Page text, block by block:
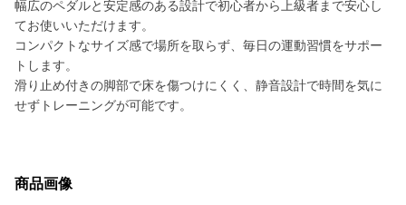
幅広のペダルと安定感のある設計で初心者から上級者まで安心し
てお使いいただけます。
コンパクトなサイズ感で場所を取らず、毎日の運動習慣をサポー
トします。
滑り止め付きの脚部で床を傷つけにくく、静音設計で時間を気に
せずトレーニングが可能です。
商品画像